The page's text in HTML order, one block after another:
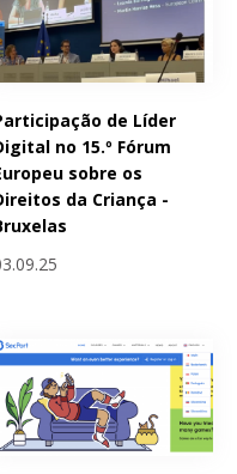
de Líder
no 15.º Fórum
sobre os
da Criança -